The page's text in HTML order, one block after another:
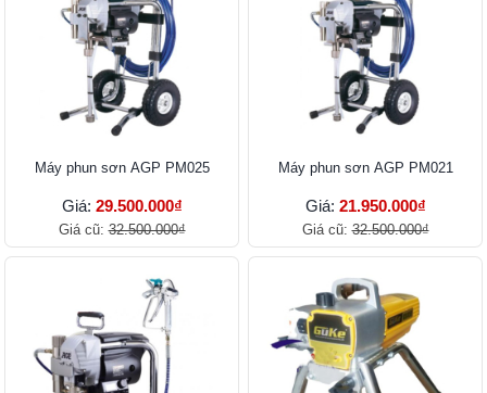
Máy phun sơn AGP PM025
Giá: 29.500.000₫
Giá cũ:32.500.000₫
Máy phun sơn AGP PM021
Giá: 21.950.000₫
Giá cũ:32.500.000₫